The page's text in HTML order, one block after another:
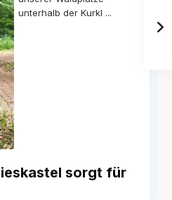
sorgt für
unterhalb der Kurkl ...